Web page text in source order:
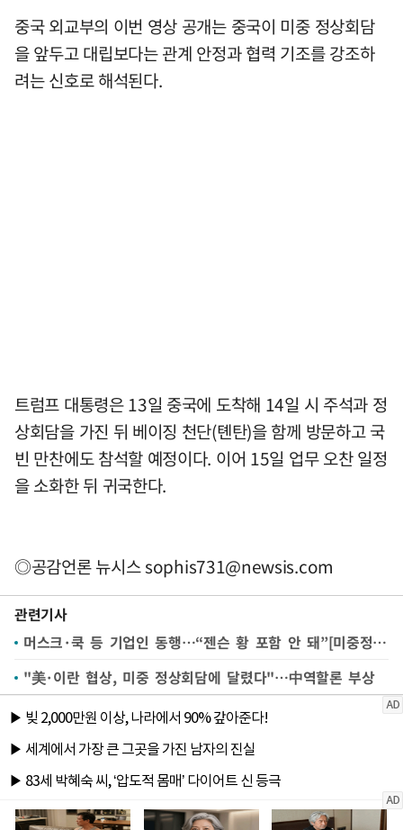
중국 외교부의 이번 영상 공개는 중국이 미중 정상회담
을 앞두고 대립보다는 관계 안정과 협력 기조를 강조하
려는 신호로 해석된다.
트럼프 대통령은 13일 중국에 도착해 14일 시 주석과 정
상회담을 가진 뒤 베이징 천단(톈탄)을 함께 방문하고 국
빈 만찬에도 참석할 예정이다. 이어 15일 업무 오찬 일정
을 소화한 뒤 귀국한다.
◎공감언론 뉴시스sophis731@newsis.com
관련기사
머스크·쿡 등 기업인 동행…“젠슨 황 포함 안 돼”[미중정상회담 D-2]
"美·이란 협상, 미중 정상회담에 달렸다"…中역할론 부상